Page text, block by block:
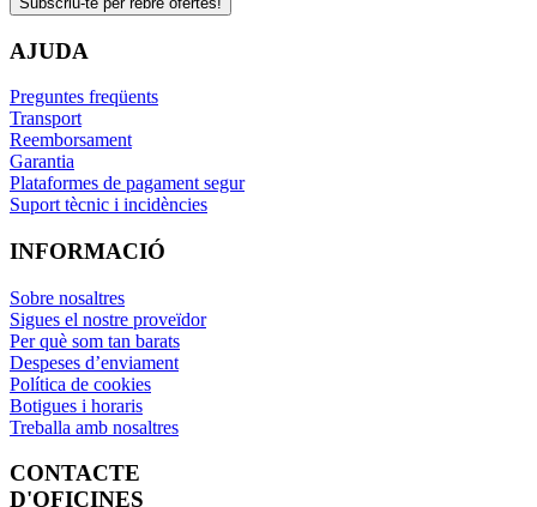
AJUDA
Preguntes freqüents
Transport
Reemborsament
Garantia
Plataformes de pagament segur
Suport tècnic i incidències
INFORMACIÓ
Sobre nosaltres
Sigues el nostre proveïdor
Per què som tan barats
Despeses d’enviament
Política de cookies
Botigues i horaris
Treballa amb nosaltres
CONTACTE
D'OFICINES